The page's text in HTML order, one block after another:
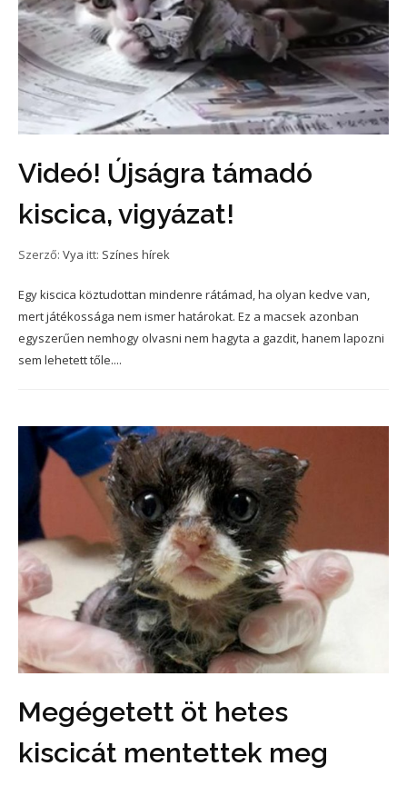
Videó! Újságra támadó
kiscica, vigyázat!
Szerző: Vya itt: Színes hírek
Egy kiscica köztudottan mindenre rátámad, ha olyan kedve van,
mert játékossága nem ismer határokat. Ez a macsek azonban
egyszerűen nemhogy olvasni nem hagyta a gazdit, hanem lapozni
sem lehetett tőle....
Megégetett öt hetes
kiscicát mentettek meg